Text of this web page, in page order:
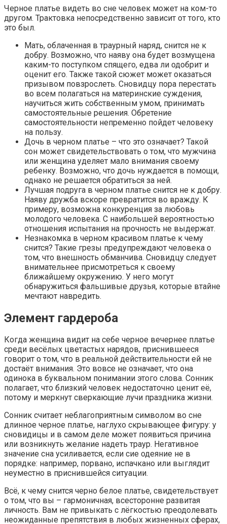
Черное платье видеть во сне человек может на ком-то
другом. Трактовка непосредственно зависит от того, кто
это был.
Мать, облаченная в траурный наряд, снится не к
добру. Возможно, что наяву она будет возмущена
каким-то поступком спящего, едва ли одобрит и
оценит его. Также такой сюжет может оказаться
призывом повзрослеть. Сновидцу пора перестать
во всем полагаться на материнские суждения,
научиться жить собственным умом, принимать
самостоятельные решения. Обретение
самостоятельности непременно пойдет человеку
на пользу.
Дочь в черном платье – что это означает? Такой
сон может свидетельствовать о том, что мужчина
или женщина уделяет мало внимания своему
ребенку. Возможно, что дочь нуждается в помощи,
однако не решается обратиться за ней.
Лучшая подруга в черном платье снится не к добру.
Наяву дружба вскоре превратится во вражду. К
примеру, возможна конкуренция за любовь
молодого человека. С наибольшей вероятностью
отношения испытания на прочность не выдержат.
Незнакомка в черном красивом платье к чему
снится? Такие грезы предупреждают человека о
том, что внешность обманчива. Сновидцу следует
внимательнее присмотреться к своему
ближайшему окружению. У него могут
обнаружиться фальшивые друзья, которые втайне
мечтают навредить.
Элемент гардероба
Когда женщина видит на себе черное вечернее платье
среди весёлых цветастых нарядов, приснившееся
говорит о том, что в реальной действительности ей не
достаёт внимания. Это вовсе не означает, что она
одинока в буквальном понимании этого слова. Сонник
полагает, что близкий человек недостаточно ценит её,
потому и меркнут сверкающие лучи праздника жизни.
Сонник считает неблагоприятным символом во сне
длинное черное платье, наглухо скрывающее фигуру: у
сновидицы и в самом деле может появиться причина
или возникнуть желание надеть траур. Негативное
значение сна усиливается, если сие одеяние не в
порядке: например, порвано, испачкано или выглядит
неуместно в приснившейся ситуации.
Всё, к чему снится черно белое платье, свидетельствует
о том, что вы – гармоничная, всесторонне развитая
личность. Вам не привыкать с лёгкостью преодолевать
неожиданные препятствия в любых жизненных сферах,